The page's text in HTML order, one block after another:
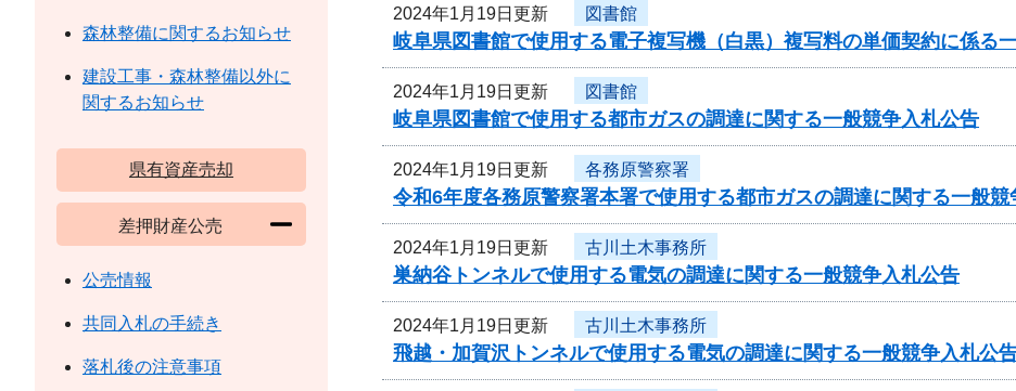
2024年1月19日更新 図書館
岐阜県図書館で使用する電子複写機（白黒）複写料の単価契約に係る
2024年1月19日更新 図書館
岐阜県図書館で使用する都市ガスの調達に関する一般競争入札公告
2024年1月19日更新 各務原警察署
令和6年度各務原警察署本署で使用する都市ガスの調達に関する一般競
2024年1月19日更新 古川土木事務所
巣納谷トンネルで使用する電気の調達に関する一般競争入札公告
2024年1月19日更新 古川土木事務所
飛越・加賀沢トンネルで使用する電気の調達に関する一般競争入札公
森林整備に関するお知らせ
建設工事・森林整備以外に
関するお知らせ
県有資産売却
差押財産公売
公売情報
共同入札の手続き
落札後の注意事項